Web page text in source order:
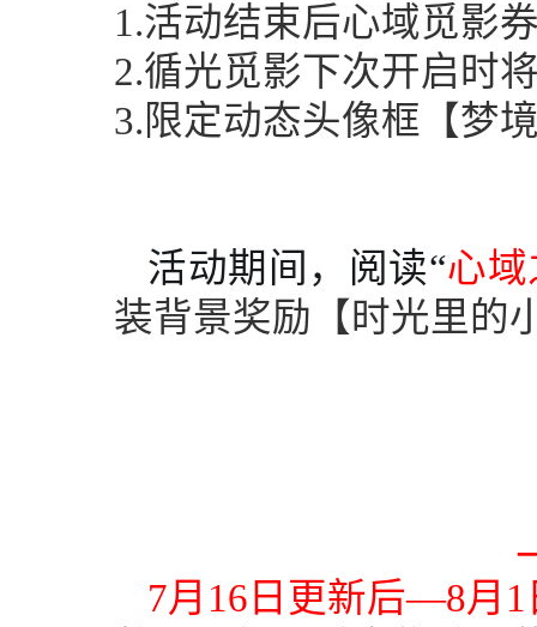
1.活动结束后心域觅影
2.循光觅影下次开启时
3. 限定动态头像框【梦
活动期间，阅读“心
装背景奖励【时光里的
7月 16 日更新后—8月 1